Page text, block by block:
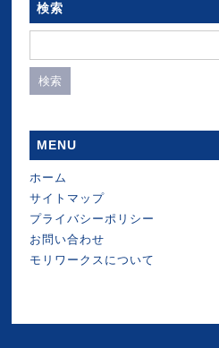
検索
索:
MENU
ホーム
サイトマップ
プライバシーポリシー
お問い合わせ
モリワークスについて